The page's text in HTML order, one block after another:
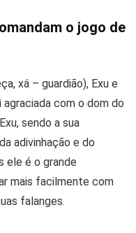
o jogo de
xá – guardião), Exu e
com o dom do
sendo a sua
adivinhação e do
ele é o grande
mais facilmente com
falanges.